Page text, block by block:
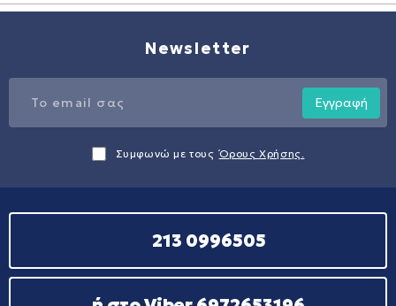
Newsletter
Εγγραφή
Συμφωνώ με τους Όρους Χρήσης.
213 0996505